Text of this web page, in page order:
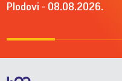
Plodovi - 08.08.2026.